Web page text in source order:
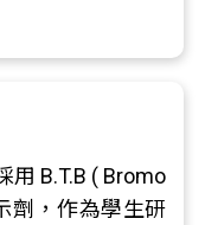
B.T.B ( Bromo
劑，作為學生研